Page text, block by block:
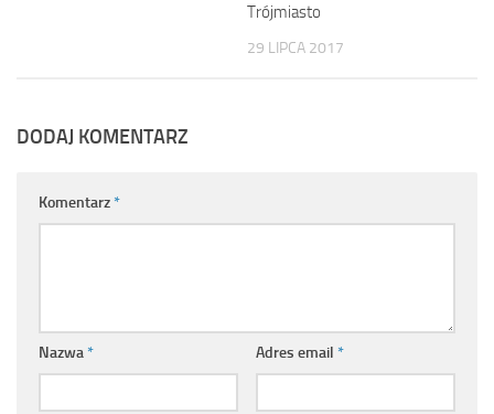
Trójmiasto
29 LIPCA 2017
DODAJ KOMENTARZ
Komentarz*
Nazwa* Adres email *